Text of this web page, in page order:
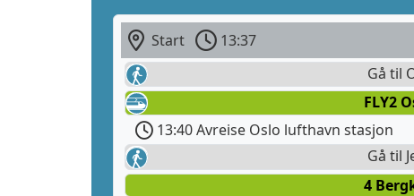
Start 13:37
Gå til
FLY2
13:40 Avreise Oslo lufthavn stasjon
Gå til
4